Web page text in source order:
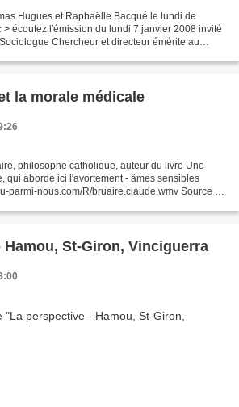
Hugues et Raphaëlle Bacqué le lundi de
écoutez l'émission du lundi 7 janvier 2008 invité
Chercheur et directeur émérite au
la morale médicale
philosophe catholique, auteur du livre Une
qui aborde ici l'avortement - âmes sensibles
parmi-nous.com/R/bruaire.claude.wmv Source :
Hamou, St-Giron, Vinciguerra